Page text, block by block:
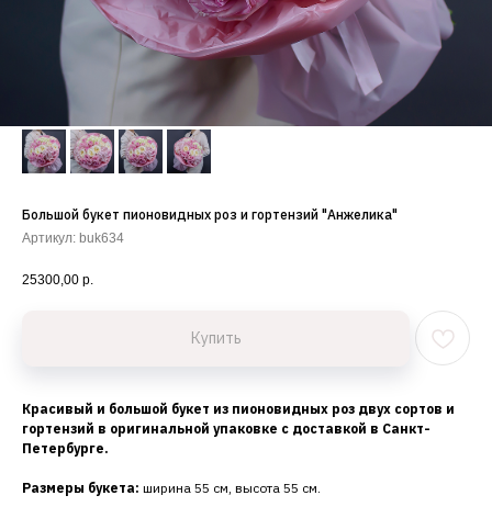
Большой букет пионовидных роз и гортензий "Анжелика"
Артикул: buk634
25300,00 р.
Купить
Красивый и большой букет из пионовидных роз двух сортов и
гортензий в оригинальной упаковке с доставкой в Санкт-
Петербурге.
Размеры букета: ширина 55 см, высота 55 см.